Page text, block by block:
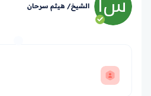
الشيخ/ هيثم سرحان